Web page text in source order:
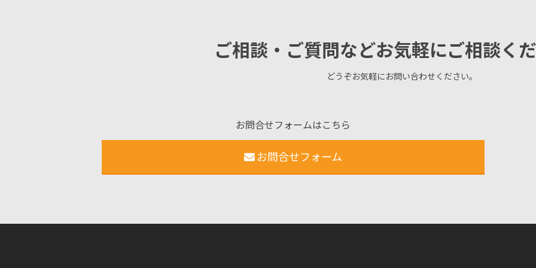
ご相談・ご質問などお気軽にご相談く
どうぞお気軽にお問い合わせください。
お問合せフォームはこちら
お問合せフォーム